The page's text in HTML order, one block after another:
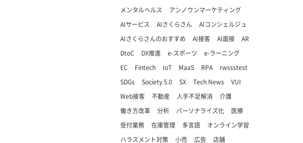
メンタルヘルス
アンノウンマーケティング
AIサービス
AIさくらさん
AIコンシェルジュ
AIさくらさんのおすすめ
AI接客 AI面接
AR
DtoC
DX推進 e-スポーツ
e-ラーニング
EC
Fintech IoT MaaS RPA
rwssstest
SDGs
Society 5.0 SX Tech News
VUI
Web接客
不動産 人手不足解消
介護
働き方改革
分析 パーソナライズ化
医療
受付業務
在庫管理 多言語
オンライン学習
ハラスメント対策
小売 広告 店舗